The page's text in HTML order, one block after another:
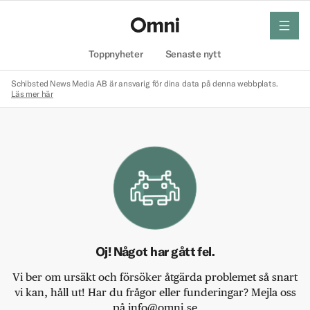
Toppnyheter Senaste nytt
meny
Schibsted News Media AB är ansvarig för dina data på denna webbplats.
Läs mer här
Oj! Något har gått fel.
Vi ber om ursäkt och försöker åtgärda problemet så snart
vi kan, håll ut! Har du frågor eller funderingar? Mejla oss